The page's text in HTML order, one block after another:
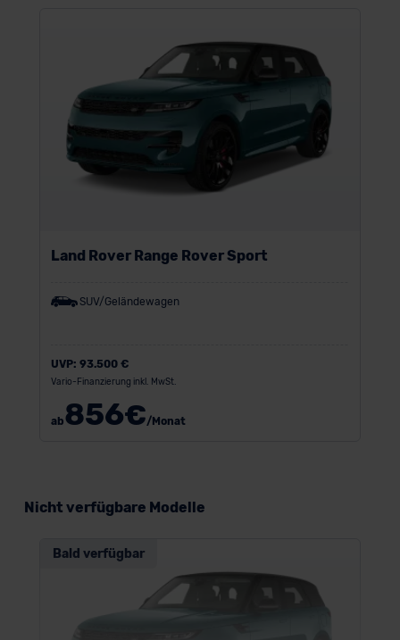
Land Rover Range Rover Sport
SUV/Geländewagen
UVP: 93.500 €
Vario-Finanzierung inkl. MwSt.
ab856€/Monat
Nicht verfügbare Modelle
Bald verfügbar